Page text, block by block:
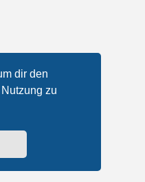
dir den
zu